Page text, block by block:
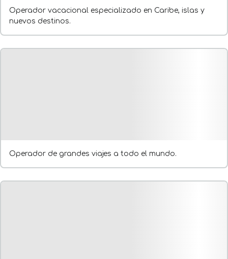
Operador vacacional especializado en Caribe, islas y
nuevos destinos.
Operador de grandes viajes a todo el mundo.